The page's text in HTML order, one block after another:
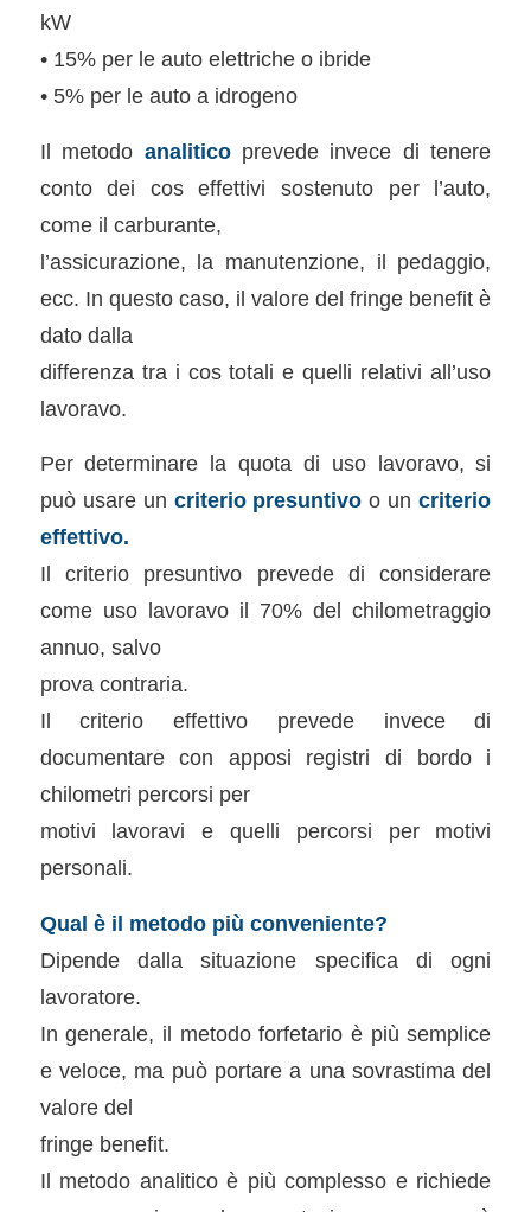
kW
• 15% per le auto elettriche o ibride
• 5% per le auto a idrogeno
Il metodo analiticoprevede invece di tenere
conto dei cos effettivi sostenuto per l’auto,
come il carburante,
l’assicurazione, la manutenzione, il pedaggio,
ecc. In questo caso, il valore del fringe benefit è
dato dalla
differenza tra i cos totali e quelli relativi all’uso
lavoravo.
Per determinare la quota di uso lavoravo, si
può usare un criterio presuntivo o uncriterio
effettivo.
Il criterio presuntivo prevede di considerare
come uso lavoravo il 70% del chilometraggio
annuo, salvo
prova contraria.
Il criterio effettivo prevede invece di
documentare con apposi registri di bordo i
chilometri percorsi per
motivi lavoravi e quelli percorsi per motivi
personali.
Qual è il metodo più conveniente?
Dipende dalla situazione specifica di ogni
lavoratore.
In generale, il metodo forfetario è più semplice
e veloce, ma può portare a una sovrastima del
valore del
fringe benefit.
Il metodo analitico è più complesso e richiede